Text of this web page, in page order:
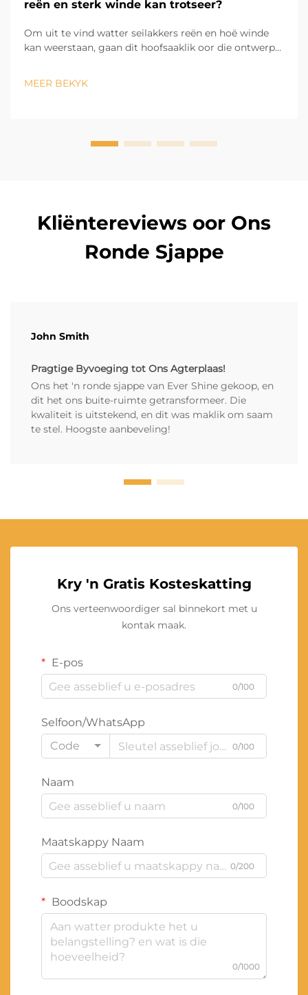
reën en sterk winde kan trotseer?
Om uit te vind watter seilakkers reën en hoë winde
kan weerstaan, gaan dit hoofsaaklik oor die ontwerp
ervaring in die bedryf het, weet dat die eerste deel
MEER BEKYK
Kliëntereviews oor Ons
Ronde Sjappe
John Smith
Pragtige Byvoeging tot Ons Agterplaas!
Ons het 'n ronde sjappe van Ever Shine gekoop, en
dit het ons buite-ruimte getransformeer. Die
kwaliteit is uitstekend, en dit was maklik om saam
te stel. Hoogste aanbeveling!
Kry 'n Gratis Kosteskatting
Ons verteenwoordiger sal binnekort met u
kontak maak.
E-pos
0/100
Selfoon/WhatsApp
Code
0/100
Naam
0/100
Maatskappy Naam
0/200
Boodskap
0/1000